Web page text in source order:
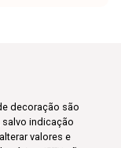
decoração são
indicação
valores e